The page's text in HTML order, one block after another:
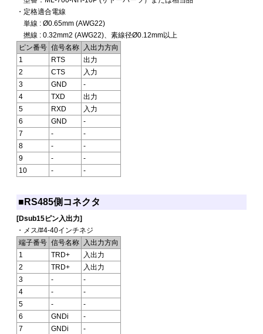
・定格適合電線
単線 : Ø0.65mm (AWG22)
撚線 : 0.32mm2 (AWG22)、素線径Ø0.12mm以上
ピン番号 信号名称
入出力方向
1
RTS
出力
2
CTS
入力
3
GND
-
4
TXD
出力
5
RXD
入力
6
GND
-
7
-
-
8
-
-
9
-
-
10
- -
■RS485側コネクタ
[Dsub15ピン入出力]
・メス/#4-40インチネジ
端子番号 信号名称
入出力方向
1
TRD+
入出力
2
TRD+
入出力
3
-
-
4
-
-
5
-
-
6
GNDi
-
7
GNDi
-